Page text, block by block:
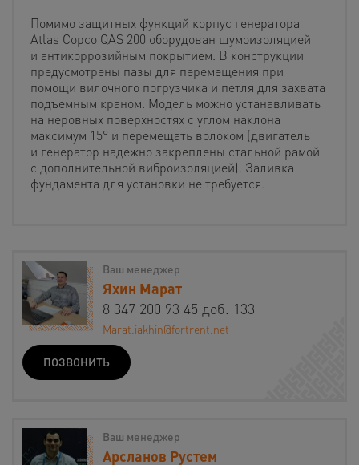
Помимо защитных функций корпус генератора
Atlas Copco QAS 200 оборудован шумоизоляцией
и антикоррозийным покрытием. В конструкции
предусмотрены пазы для перемещения при
помощи вилочного погрузчика и петля для захвата
подъемным краном. Модель можно устанавливать
на неровных поверхностях с углом наклона
максимум 15° и перемещать волоком (двигатель
и генератор надежно закреплены стальной рамой
с дополнительной виброизоляцией). Заливка
фундамента для установки не требуется.
Ваш менеджер
Яхин Марат
8 347 200 93 45 доб. 133
Marat.iakhin@fortrent.net
ПОЗВОНИТЬ
Ваш менеджер
Арсланов Рустем